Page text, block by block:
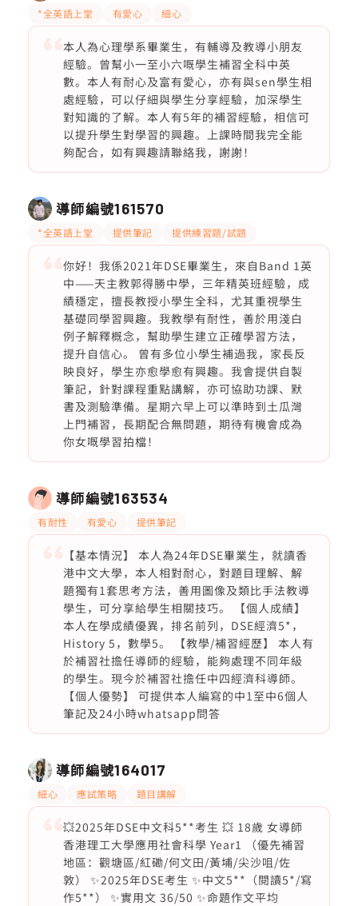
*全英語上堂 有愛心 細心
本人為心理學系畢業生，有輔導及教導小朋友
經驗。曾幫小一至小六嘅學生補習全科中英
數。本人有耐心及富有愛心，亦有與sen學生相
處經驗，可以仔細與學生分享經驗，加深學生
對知識的了解。本人有5年的補習經驗，相信可
以提升學生對學習的興趣。上課時間我完全能
夠配合，如有興趣請聯絡我，謝謝！
導師編號161570
*全英語上堂 提供筆記 提供練習題/試題
你好！我係2021年DSE畢業生，來自Band 1英
中——天主教郭得勝中學，三年精英班經驗，成
績穩定，擅長教授小學生全科，尤其重視學生
基礎同學習興趣。我教學有耐性，善於用淺白
例子解釋概念，幫助學生建立正確學習方法，
提升自信心。 曾有多位小學生補過我，家長反
映良好，學生亦愈學愈有興趣。我會提供自製
筆記，針對課程重點講解，亦可協助功課、默
書及測驗準備。星期六早上可以準時到土瓜灣
上門補習，長期配合無問題，期待有機會成為
你女嘅學習拍檔！
導師編號163534
有耐性 有愛心 提供筆記
【基本情況】 本人為24年DSE畢業生，就讀香
港中文大學，本人相對耐心，對題目理解、解
題獨有1套思考方法，善用圖像及類比手法教導
學生，可分享給學生相關技巧。 【個人成績】
本人在學成績優異，排名前列，DSE經濟5*，
History 5，數學5。 【教學/補習經歷】 本人有
於補習社擔任導師的經驗，能夠處理不同年級
的學生。現今於補習社擔任中四經濟科導師。
【個人優勢】 可提供本人編寫的中1至中6個人
筆記及24小時whatsapp問答
導師編號164017
細心 應試策略 題目講解
💥2025年DSE中文科5**考生 💥 18歲 女導師
香港理工大學應用社會科學 Year1 （優先補習
地區：觀塘區/紅磡/何文田/黃埔/尖沙咀/佐
敦） ✨2025年DSE考生 ✨中文5**（閱讀5*/寫
作5**） ✨實用文 36/50 ✨命題作文平均